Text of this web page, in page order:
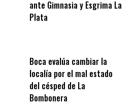
ante Gimnasia y Esgrima La
Plata
Boca evalúa cambiar la
localía por el mal estado
del césped de La
Bombonera